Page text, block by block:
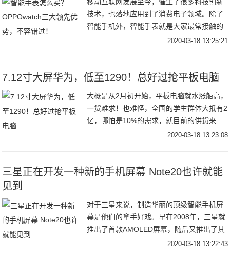
技术，也落地应用到了消费电子领域。除了
智能手机外，智能手表就是大家最常接触的
智能数码产品了。随着苹果手表的开局，华
2020-03-18 13:25:21
7.12寸大屏华为，低至1290！总好过抢平板电脑
大概是从2月初开始，平板电脑就水涨船高，
一货难求！也难怪，全国的学生群体大抵有2
亿，哪怕是10%的需求，就目前的供货来
看，现有的平板电脑也是完全供不应求的。
2020-03-18 13:23:08
三星正在开发一种新的手机屏幕 Note20也许就能
见到
对于三星来说，制造华丽的顶级智能手机屏
幕是他们的拿手好戏。早在2008年，三星就
推出了首款AMOLED屏幕，随后又推出了其
他显示技术改进，例如Super AMOLED显屏
2020-03-18 13:22:43